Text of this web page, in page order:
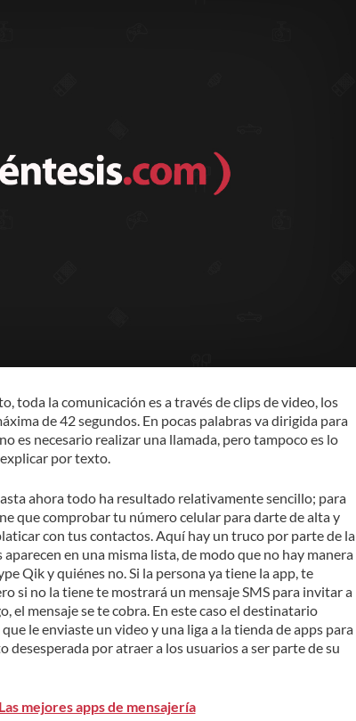
toda la comunicación es a través de clips de video, los
de 42 segundos. En pocas palabras va dirigida para
es necesario realizar una llamada, pero tampoco es lo
por texto.
ahora todo ha resultado relativamente sencillo; para
que comprobar tu número celular para darte de alta y
con tus contactos. Aquí hay un truco por parte de la
en una misma lista, de modo que no hay manera
Qik y quiénes no. Si la persona ya tiene la app, te
si no la tiene te mostrará un mensaje SMS para invitar a
el mensaje se te cobra. En este caso el destinatario
le enviaste un video y una liga a la tienda de apps para
desesperada por atraer a los usuarios a ser parte de su
mejores apps de mensajería